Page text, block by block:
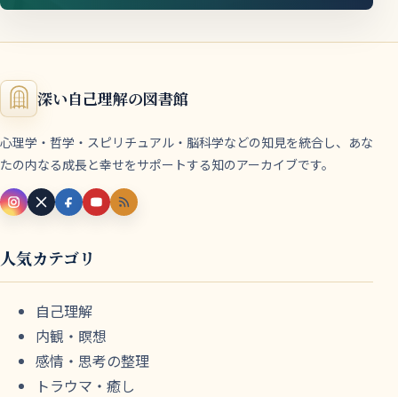
深い自己理解の図書館
心理学・哲学・スピリチュアル・脳科学などの知見を統合し、あな
たの内なる成長と幸せをサポートする知のアーカイブです。
人気カテゴリ
自己理解
内観・瞑想
感情・思考の整理
トラウマ・癒し